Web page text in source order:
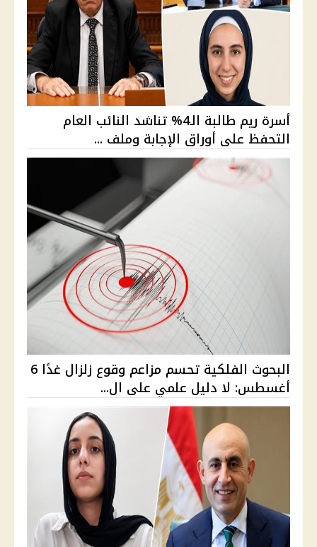
أسرة ريم طالبة الـ4% تناشد النائب العام
التحفظ على أوراق الإجابة وملف ...
البحوث الفلكية تحسم مزاعم وقوع زلزال غدًا 6
أغسطس: لا دليل علمي على ال...